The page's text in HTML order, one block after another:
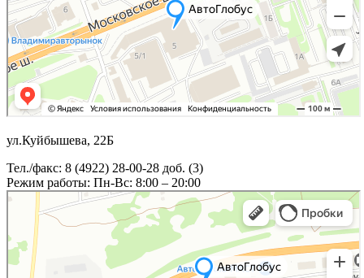
ул.Куйбышева, 22Б
Тел./факс: 8 (4922) 28-00-28 доб. (3)
Режим работы: Пн-Вс: 8:00 – 20:00